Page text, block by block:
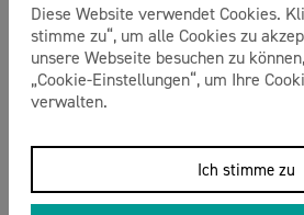
Diese Website verwendet Cookies.
stimme zu“, um alle Cookies zu
unsere Webseite besuchen zu
„Cookie-Einstellungen“, um Ihre
verwalten.
Ich stimme zu